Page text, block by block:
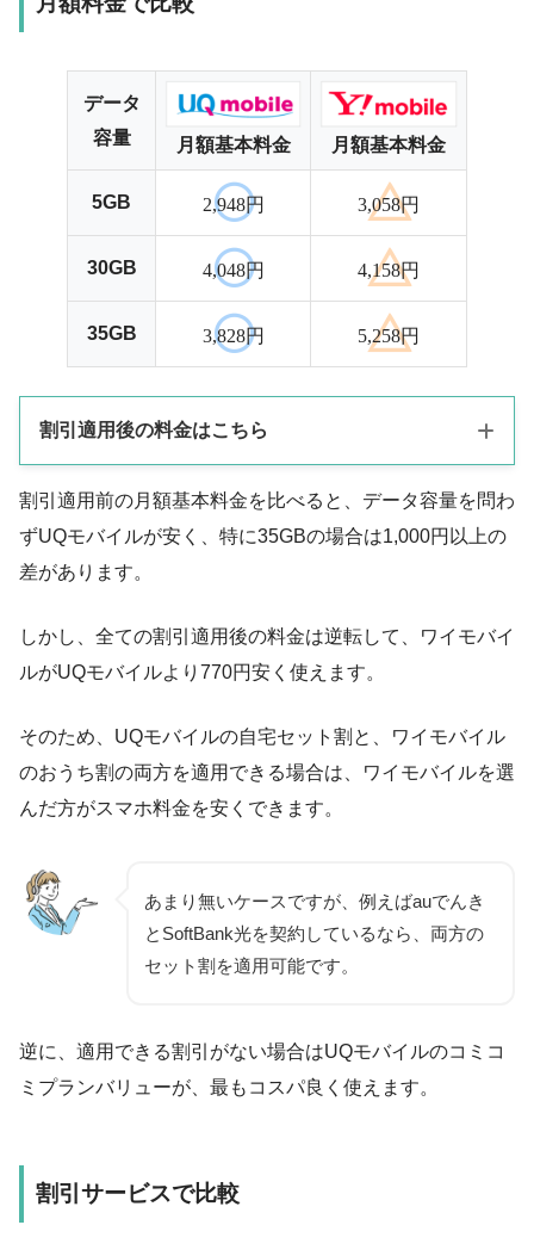
データ
容量
月額基本料金 月額基本料金
5GB 2,948円 3,058円
30GB 4,048円 4,158円
35GB 3,828円 5,258円
割引適用後の料金はこちら
データ
容量
5GB 1,628円 858円
35GB 3,828円 3,058円
割引適用前の月額基本料金を比べると、データ容量を問わ
ずUQモバイルが安く、特に35GBの場合は1,000円以上の
差があります。
しかし、全ての割引適用後の料金は逆転して、ワイモバイ
ルがUQモバイルより770円安く使えます。
そのため、UQモバイルの自宅セット割と、ワイモバイル
のおうち割の両方を適用できる場合は、ワイモバイルを選
んだ方がスマホ料金を安くできます。
あまり無いケースですが、例えばauでんき
とSoftBank光を契約しているなら、両方の
セット割を適用可能です。
逆に、適用できる割引がない場合はUQモバイルのコミコ
ミプランバリューが、最もコスパ良く使えます。
割引サービスで比較